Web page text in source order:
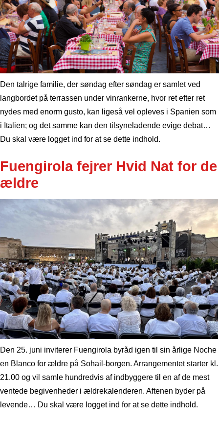
Den talrige familie, der søndag efter søndag er samlet ved
langbordet på terrassen under vinrankerne, hvor ret efter ret
nydes med enorm gusto, kan ligeså vel opleves i Spanien som
i Italien; og det samme kan den tilsyneladende evige debat…
Du skal være logget ind for at se dette indhold.
Fuengirola fejrer Hvid Nat for de
ældre
Den 25. juni inviterer Fuengirola byråd igen til sin årlige Noche
en Blanco for ældre på Sohail-borgen. Arrangementet starter kl.
21.00 og vil samle hundredvis af indbyggere til en af de mest
ventede begivenheder i ældrekalenderen. Aftenen byder på
levende… Du skal være logget ind for at se dette indhold.